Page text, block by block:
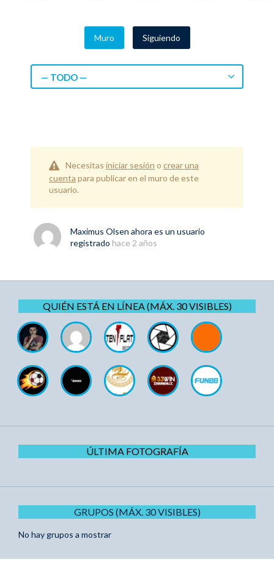
Muro Siguiendo
— TODO —
Necesitas iniciar sesión o crear una
cuenta para publicar en el muro de este
usuario.
Maximus Olsen ahora es un usuario
registrado hace 2 años
QUIÉN ESTÁ EN LÍNEA (MÁX. 30 VISIBLES)
ÚLTIMA FOTOGRAFÍA
GRUPOS (MÁX. 30 VISIBLES)
No hay grupos a mostrar